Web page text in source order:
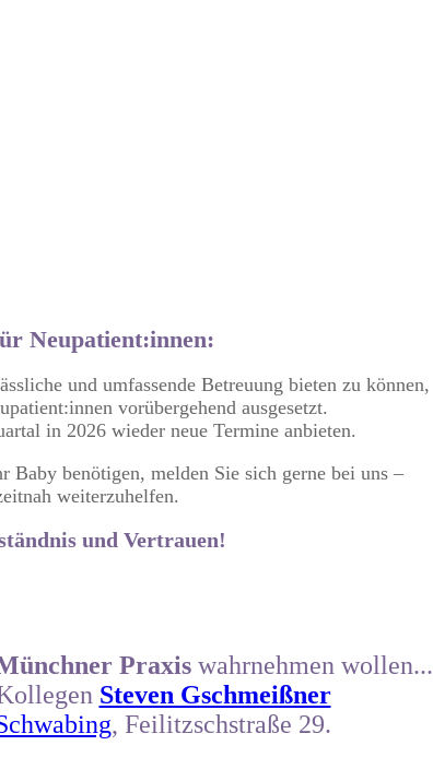
Neupatient:innen:
und umfassende Betreuung bieten zu können,
vorübergehend ausgesetzt.
in 2026 wieder neue Termine anbieten.
benötigen, melden Sie sich gerne bei uns –
weiterzuhelfen.
und Vertrauen!
Praxis wahrnehmen wollen...
Steven Gschmeißner
, Feilitzschstraße 29.